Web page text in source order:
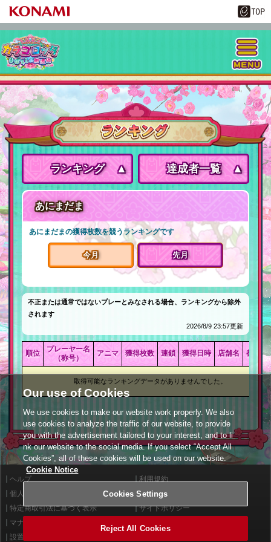
ランキング 達成者一覧
あにまだま
あにまだまの獲得枚数を競うランキングです
今月 先月
不正または通常ではないプレーとみなされる場合、ランキングから除外
されます
2026/8/9 23:57更新
順位
プレーヤー名
（称号）
アニマ 獲得枚数 連鎖 獲得日時 店舗名 都道府
取得可能なランキングデータがありませんでした。
ヘルプ
利用規約
個人情報等保護方針
外部送信について
特定商取引法に基づく表示
サイトポリシー
マナー＆ルール
設置店舗検索
Our use of Cookies
We use cookies to make our website work properly. We also
use cookies to analyze the traffic of our website, to provide
you with the advertisement tailored to your interest, and to li
nk our website to the social media. If you select “Accept All
Cookies”, all of these cookies will be used on our website.
Cookie Notice
Cookies Settings
Reject All Cookies